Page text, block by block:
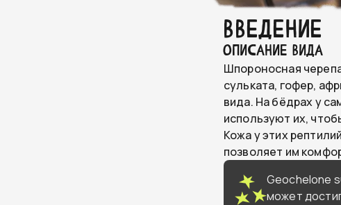
Введение
Описание вида
Шпороносная
сульката, гофер,
вида. На бёдрах у
используют их,
Кожа у этих
позволяет им
Geochelone
может